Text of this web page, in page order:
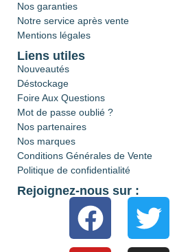
Nos garanties
Notre service après vente
Mentions légales
Liens utiles
Nouveautés
Déstockage
Foire Aux Questions
Mot de passe oublié ?
Nos partenaires
Nos marques
Conditions Générales de Vente
Politique de confidentialité
Rejoignez-nous sur :